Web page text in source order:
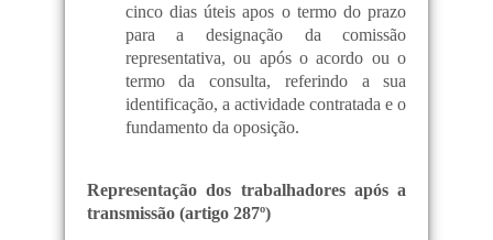
cinco dias úteis apos o termo do prazo
para a designação da comissão
representativa, ou após o acordo ou o
termo da consulta, referindo a sua
identificação, a actividade contratada e o
fundamento da oposição.
Representação dos trabalhadores após a
transmissão (artigo 287º)